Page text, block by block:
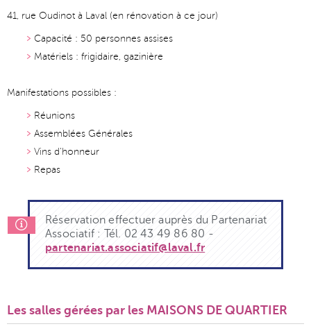
41, rue Oudinot à Laval (en rénovation à ce jour)
Capacité : 50 personnes assises
Matériels : frigidaire, gazinière
Manifestations possibles :
Réunions
Assemblées Générales
Vins d'honneur
Repas
Réservation effectuer auprès du Partenariat
Associatif : Tél. 02 43 49 86 80 -
partenariat.associatif@laval.fr
Les salles gérées par les MAISONS DE QUARTIER